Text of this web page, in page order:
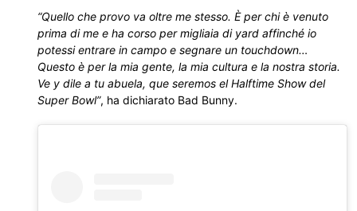
“Quello che provo va oltre me stesso. È per chi è venuto
prima di me e ha corso per migliaia di yard affinché io
potessi entrare in campo e segnare un touchdown…
Questo è per la mia gente, la mia cultura e la nostra storia.
Ve y dile a tu abuela, que seremos el Halftime Show del
Super Bowl”, ha dichiarato Bad Bunny.